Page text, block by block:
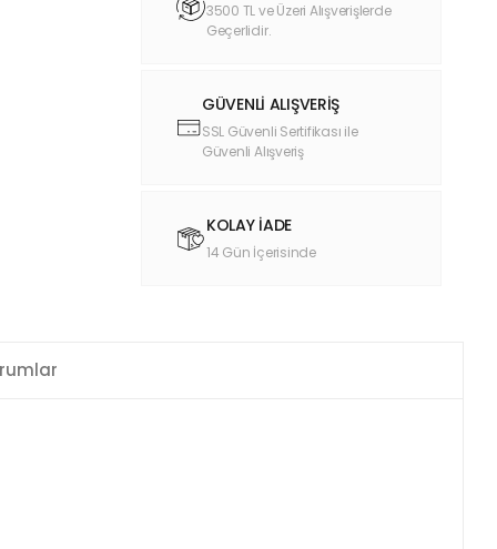
3500 TL ve Üzeri Alışverişlerde
Geçerlidir.
GÜVENLİ ALIŞVERİŞ
SSL Güvenli Sertifikası ile
Güvenli Alışveriş
KOLAY İADE
14 Gün İçerisinde